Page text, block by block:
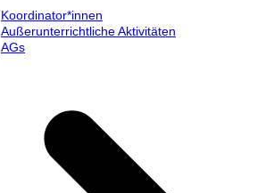
Koordinator*innen
Außerunterrichtliche Aktivitäten
AGs